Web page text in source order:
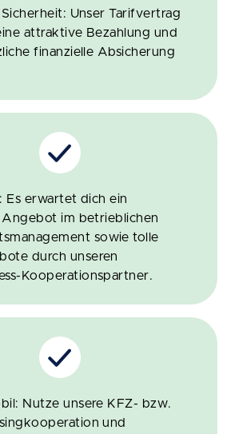
Sicherheit: Unser Tarifvertrag
attraktive Bezahlung und
finanzielle Absicherung
Es erwartet dich ein
Angebot im betrieblichen
sowie tolle
durch unseren
Kooperationspartner.
Nutze unsere KFZ- bzw.
und